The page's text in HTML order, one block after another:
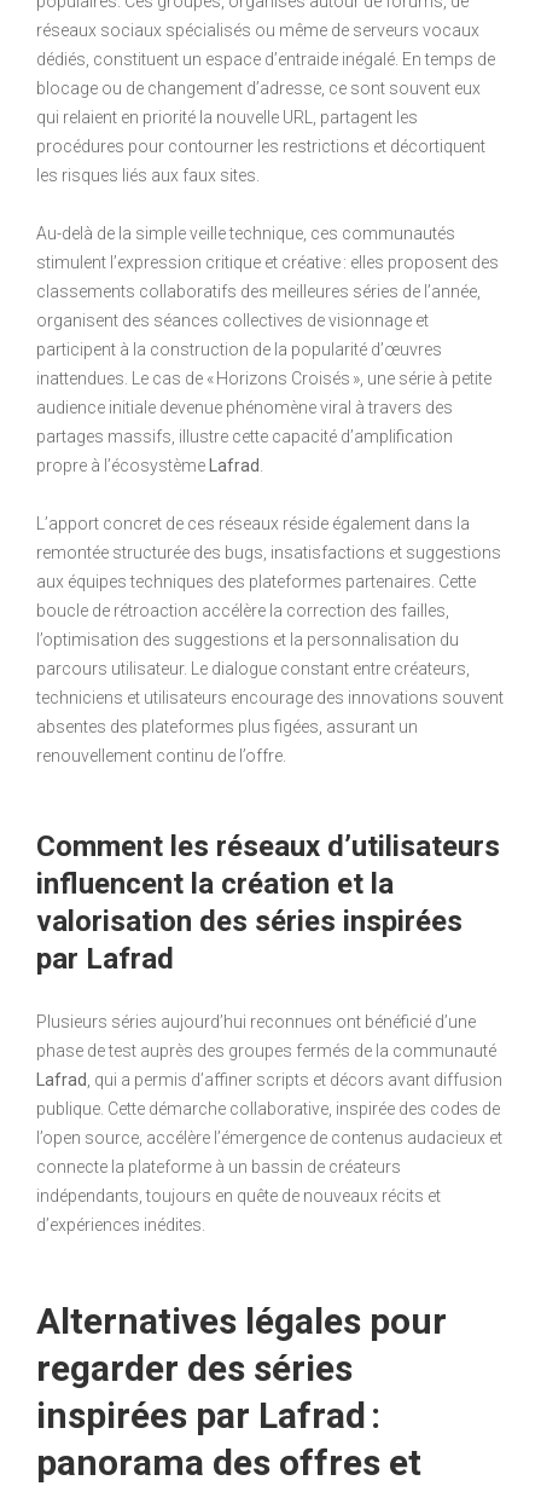
réseaux sociaux spécialisés ou même de serveurs vocaux
dédiés, constituent un espace d’entraide inégalé. En temps de
blocage ou de changement d’adresse, ce sont souvent eux
qui relaient en priorité la nouvelle URL, partagent les
procédures pour contourner les restrictions et décortiquent
les risques liés aux faux sites.
Au-delà de la simple veille technique, ces communautés
stimulent l’expression critique et créative : elles proposent des
classements collaboratifs des meilleures séries de l’année,
organisent des séances collectives de visionnage et
participent à la construction de la popularité d’œuvres
inattendues. Le cas de « Horizons Croisés », une série à petite
audience initiale devenue phénomène viral à travers des
partages massifs, illustre cette capacité d’amplification
propre à l’écosystème
Lafrad
L’apport concret de ces réseaux réside également dans la
remontée structurée des bugs, insatisfactions et suggestions
aux équipes techniques des plateformes partenaires. Cette
boucle de rétroaction accélère la correction des failles,
l’optimisation des suggestions et la personnalisation du
parcours utilisateur. Le dialogue constant entre créateurs,
techniciens et utilisateurs encourage des innovations souvent
absentes des plateformes plus figées, assurant un
renouvellement continu de l’offre.
Comment les réseaux d’utilisateurs
influencent la création et la
valorisation des séries inspirées
par Lafrad
Plusieurs séries aujourd’hui reconnues ont bénéficié d’une
phase de test auprès des groupes fermés de la communauté
Lafrad , qui a permis d’affiner scripts et décors avant diffusion
publique. Cette démarche collaborative, inspirée des codes de
l’open source, accélère l’émergence de contenus audacieux et
connecte la plateforme à un bassin de créateurs
indépendants, toujours en quête de nouveaux récits et
d’expériences inédites.
Alternatives légales pour
regarder des séries
inspirées par Lafrad :
panorama des offres et